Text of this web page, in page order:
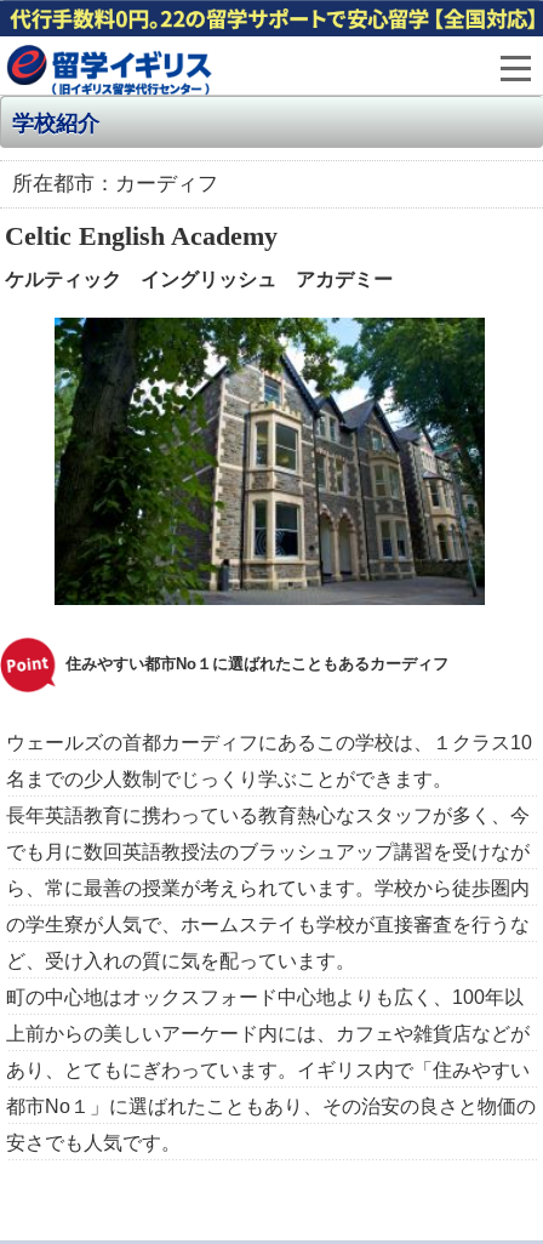
学校紹介
所在都市：カーディフ
Celtic English Academy
ケルティック イングリッシュ アカデミー
住みやすい都市No１に選ばれたこともあるカーディフ
ウェールズの首都カーディフにあるこの学校は、１クラス10
名までの少人数制でじっくり学ぶことができます。
長年英語教育に携わっている教育熱心なスタッフが多く、今
でも月に数回英語教授法のブラッシュアップ講習を受けなが
ら、常に最善の授業が考えられています。学校から徒歩圏内
の学生寮が人気で、ホームステイも学校が直接審査を行うな
ど、受け入れの質に気を配っています。
町の中心地はオックスフォード中心地よりも広く、100年以
上前からの美しいアーケード内には、カフェや雑貨店などが
あり、とてもにぎわっています。イギリス内で「住みやすい
都市No１」に選ばれたこともあり、その治安の良さと物価の
安さでも人気です。